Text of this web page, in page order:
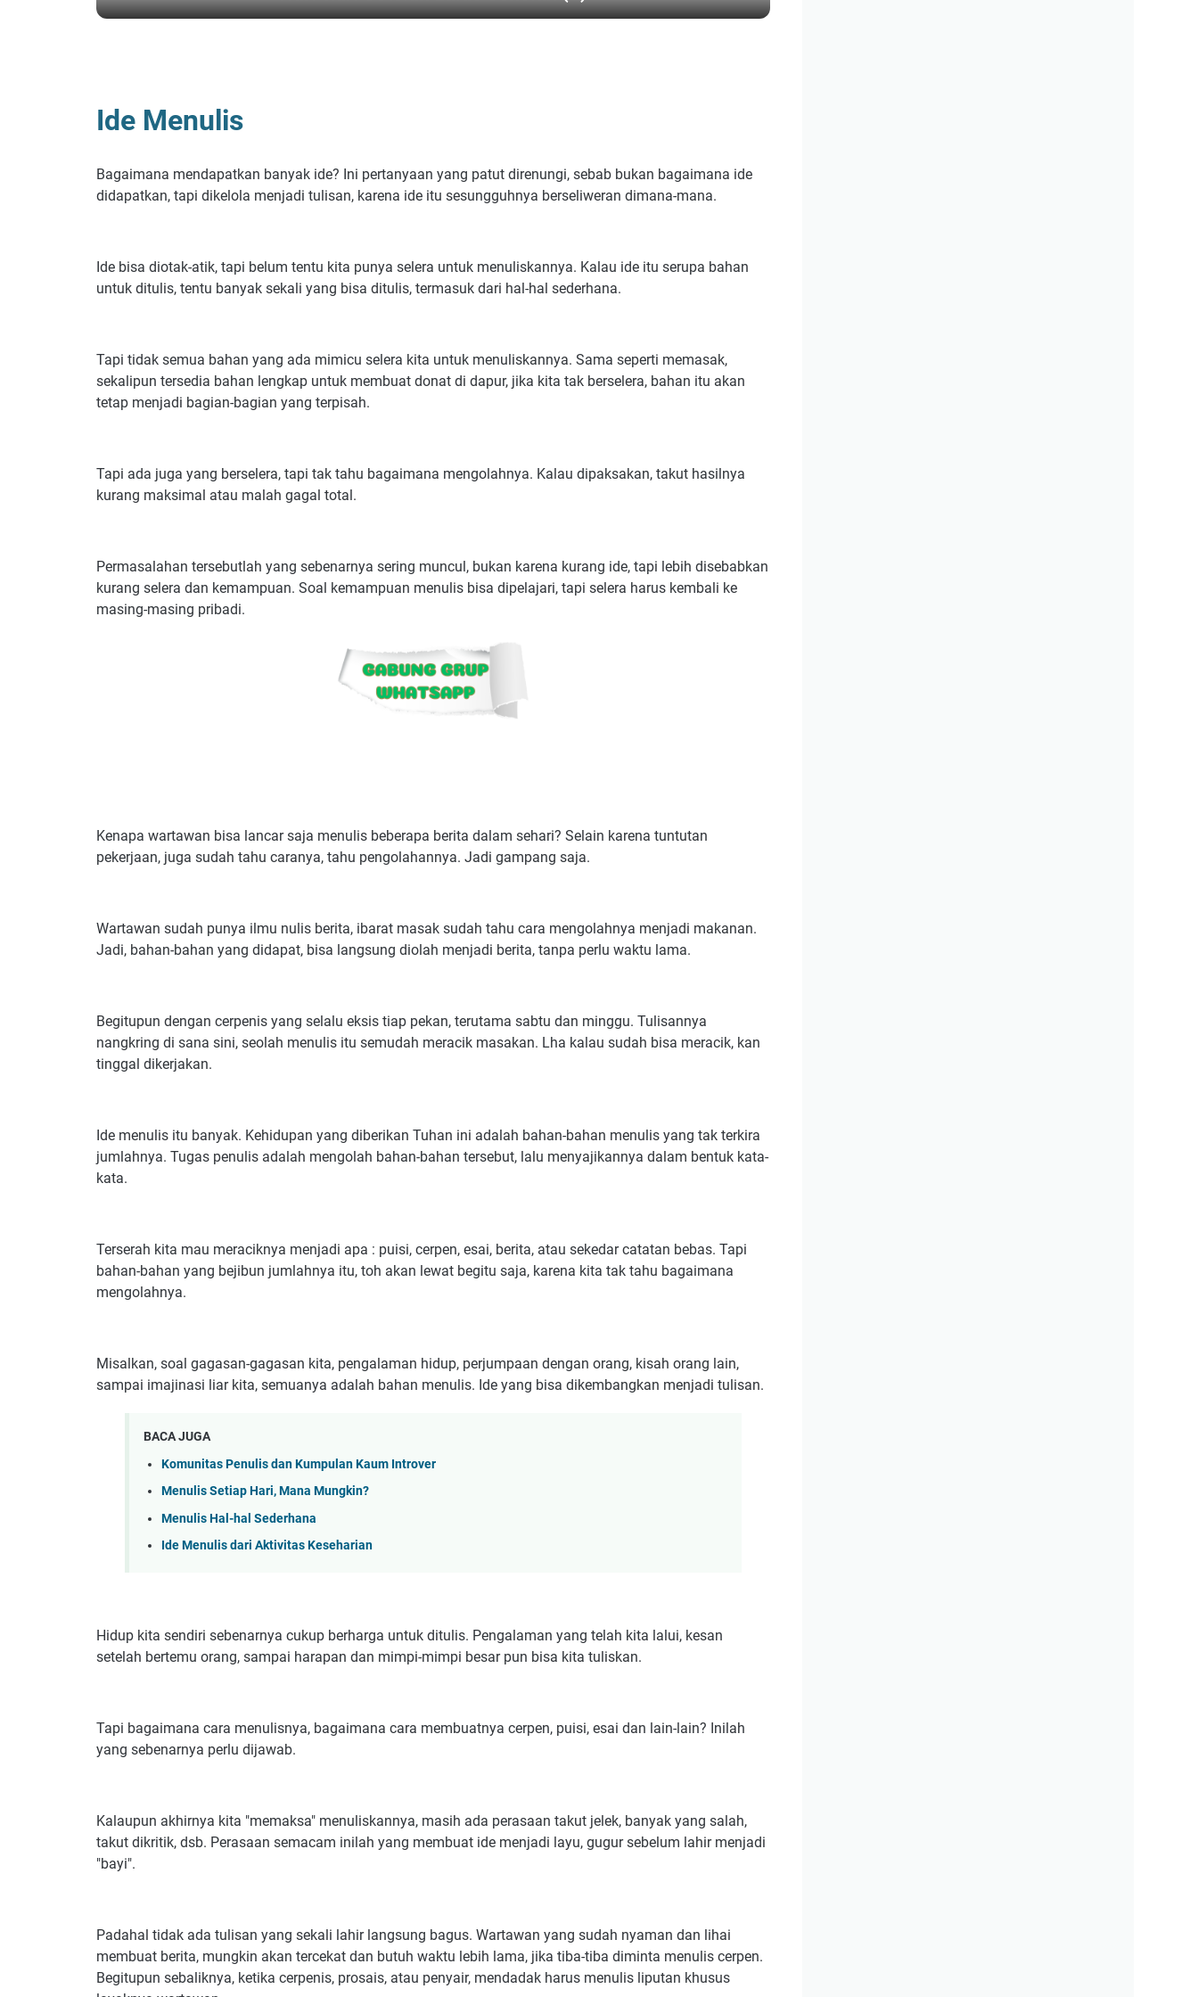
Ide Menulis
Bagaimana mendapatkan banyak ide? Ini pertanyaan yang patut direnungi, sebab bukan bagaimana ide
didapatkan, tapi dikelola menjadi tulisan, karena ide itu sesungguhnya berseliweran dimana-mana.
Ide bisa diotak-atik, tapi belum tentu kita punya selera untuk menuliskannya. Kalau ide itu serupa bahan
untuk ditulis, tentu banyak sekali yang bisa ditulis, termasuk dari hal-hal sederhana.
Tapi tidak semua bahan yang ada mimicu selera kita untuk menuliskannya. Sama seperti memasak,
sekalipun tersedia bahan lengkap untuk membuat donat di dapur, jika kita tak berselera, bahan itu akan
tetap menjadi bagian-bagian yang terpisah.
Tapi ada juga yang berselera, tapi tak tahu bagaimana mengolahnya. Kalau dipaksakan, takut hasilnya
kurang maksimal atau malah gagal total.
Permasalahan tersebutlah yang sebenarnya sering muncul, bukan karena kurang ide, tapi lebih disebabkan
kurang selera dan kemampuan. Soal kemampuan menulis bisa dipelajari, tapi selera harus kembali ke
masing-masing pribadi.
Kenapa wartawan bisa lancar saja menulis beberapa berita dalam sehari? Selain karena tuntutan
pekerjaan, juga sudah tahu caranya, tahu pengolahannya. Jadi gampang saja.
Wartawan sudah punya ilmu nulis berita, ibarat masak sudah tahu cara mengolahnya menjadi makanan.
Jadi, bahan-bahan yang didapat, bisa langsung diolah menjadi berita, tanpa perlu waktu lama.
Begitupun dengan cerpenis yang selalu eksis tiap pekan, terutama sabtu dan minggu. Tulisannya
nangkring di sana sini, seolah menulis itu semudah meracik masakan. Lha kalau sudah bisa meracik, kan
tinggal dikerjakan.
Ide menulis itu banyak. Kehidupan yang diberikan Tuhan ini adalah bahan-bahan menulis yang tak terkira
jumlahnya. Tugas penulis adalah mengolah bahan-bahan tersebut, lalu menyajikannya dalam bentuk kata-
kata.
Terserah kita mau meraciknya menjadi apa : puisi, cerpen, esai, berita, atau sekedar catatan bebas. Tapi
bahan-bahan yang bejibun jumlahnya itu, toh akan lewat begitu saja, karena kita tak tahu bagaimana
mengolahnya.
Misalkan, soal gagasan-gagasan kita, pengalaman hidup, perjumpaan dengan orang, kisah orang lain,
sampai imajinasi liar kita, semuanya adalah bahan menulis. Ide yang bisa dikembangkan menjadi tulisan.
BACA JUGA
Komunitas Penulis dan Kumpulan Kaum Introver
Menulis Setiap Hari, Mana Mungkin?
Menulis Hal-hal Sederhana
Ide Menulis dari Aktivitas Keseharian
Hidup kita sendiri sebenarnya cukup berharga untuk ditulis. Pengalaman yang telah kita lalui, kesan
setelah bertemu orang, sampai harapan dan mimpi-mimpi besar pun bisa kita tuliskan.
Tapi bagaimana cara menulisnya, bagaimana cara membuatnya cerpen, puisi, esai dan lain-lain? Inilah
yang sebenarnya perlu dijawab.
Kalaupun akhirnya kita "memaksa" menuliskannya, masih ada perasaan takut jelek, banyak yang salah,
takut dikritik, dsb. Perasaan semacam inilah yang membuat ide menjadi layu, gugur sebelum lahir menjadi
"bayi".
Padahal tidak ada tulisan yang sekali lahir langsung bagus. Wartawan yang sudah nyaman dan lihai
membuat berita, mungkin akan tercekat dan butuh waktu lebih lama, jika tiba-tiba diminta menulis cerpen.
Begitupun sebaliknya, ketika cerpenis, prosais, atau penyair, mendadak harus menulis liputan khusus